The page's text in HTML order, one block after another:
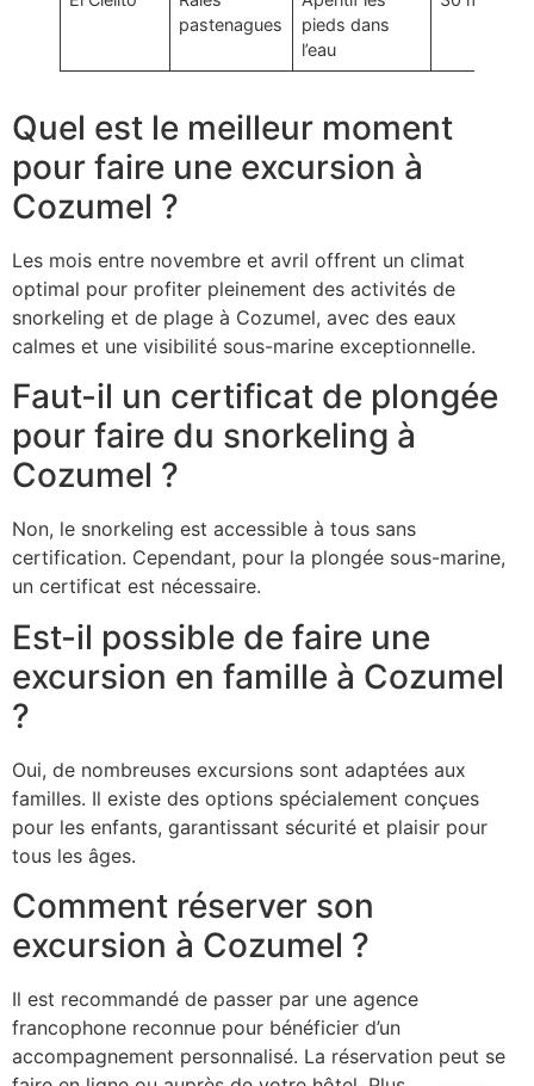
pastenagues
pieds dans
l’eau
Quel est le meilleur moment
pour faire une excursion à
Cozumel ?
Les mois entre novembre et avril offrent un climat
optimal pour profiter pleinement des activités de
snorkeling et de plage à Cozumel, avec des eaux
calmes et une visibilité sous-marine exceptionnelle.
Faut-il un certificat de plongée
pour faire du snorkeling à
Cozumel ?
Non, le snorkeling est accessible à tous sans
certification. Cependant, pour la plongée sous-marine,
un certificat est nécessaire.
Est-il possible de faire une
excursion en famille à Cozumel
?
Oui, de nombreuses excursions sont adaptées aux
familles. Il existe des options spécialement conçues
pour les enfants, garantissant sécurité et plaisir pour
tous les âges.
Comment réserver son
excursion à Cozumel ?
Il est recommandé de passer par une agence
francophone reconnue pour bénéficier d’un
accompagnement personnalisé. La réservation peut se